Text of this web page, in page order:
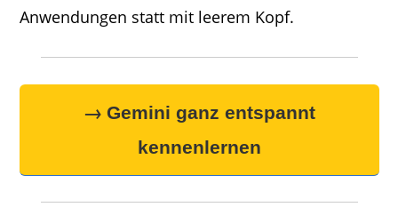
Anwendungen statt mit leerem Kopf.
→ Gemini ganz entspannt
kennenlernen